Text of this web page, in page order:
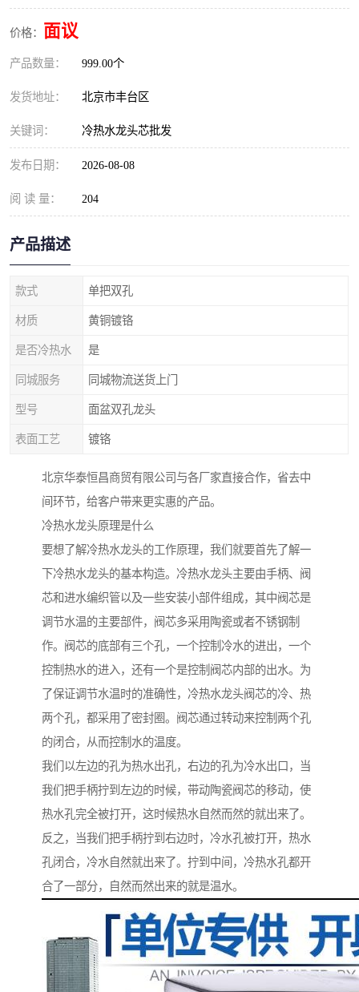
价格： 面议
产品数量： 999.00个
发货地址： 北京市丰台区
关键词： 冷热水龙头芯批发
发布日期： 2026-08-08
阅 读 量： 204
产品描述
款式 单把双孔
材质 黄铜镀铬
是否冷热水 是
同城服务 同城物流送货上门
型号 面盆双孔龙头
表面工艺 镀铬
北京华泰恒昌商贸有限公司与各厂家直接合作，省去中
间环节，给客户带来更实惠的产品。
冷热水龙头原理是什么
要想了解冷热水龙头的工作原理，我们就要首先了解一
下冷热水龙头的基本构造。冷热水龙头主要由手柄、阀
芯和进水编织管以及一些安装小部件组成，其中阀芯是
调节水温的主要部件，阀芯多采用陶瓷或者不锈钢制
作。阀芯的底部有三个孔，一个控制冷水的进出，一个
控制热水的进入，还有一个是控制阀芯内部的出水。为
了保证调节水温时的准确性，冷热水龙头阀芯的冷、热
两个孔，都采用了密封圈。阀芯通过转动来控制两个孔
的闭合，从而控制水的温度。
我们以左边的孔为热水出孔，右边的孔为冷水出口，当
我们把手柄拧到左边的时候，带动陶瓷阀芯的移动，使
热水孔完全被打开，这时候热水自然而然的就出来了。
反之，当我们把手柄拧到右边时，冷水孔被打开，热水
孔闭合，冷水自然就出来了。拧到中间，冷热水孔都开
合了一部分，自然而然出来的就是温水。